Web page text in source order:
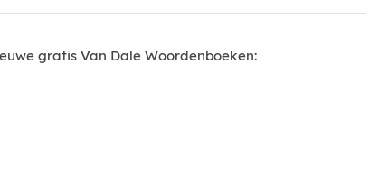
gratis Van Dale Woordenboeken: